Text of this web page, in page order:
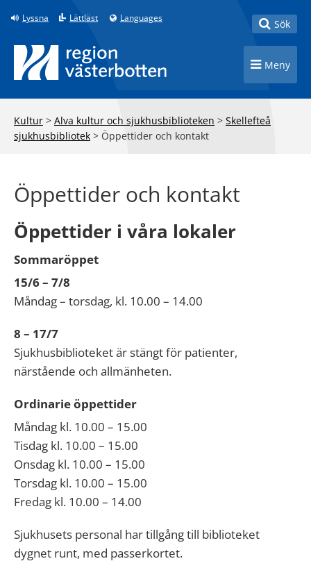
Till innehåll på sidan
Lyssna Lättläst Languages Toggle
Sök
Toggle
Meny
Kultur > Alva kultur och sjukhusbiblioteken > Skellefteå
sjukhusbibliotek > Öppettider och kontakt
Öppettider och kontakt
Öppettider i våra lokaler
Sommaröppet
15/6 – 7/8
Måndag – torsdag, kl. 10.00 – 14.00
8 – 17/7
Sjukhusbiblioteket är stängt för patienter,
närstående och allmänheten.
Ordinarie öppettider
Måndag kl. 10.00 – 15.00
Tisdag kl. 10.00 – 15.00
Onsdag kl. 10.00 – 15.00
Torsdag kl. 10.00 – 15.00
Fredag kl. 10.00 – 14.00
Sjukhusets personal har tillgång till biblioteket
dygnet runt, med passerkortet.